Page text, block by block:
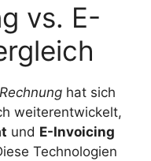
vs. E-
hat sich
weiterentwickelt,
und E-Invoicing
Technologien